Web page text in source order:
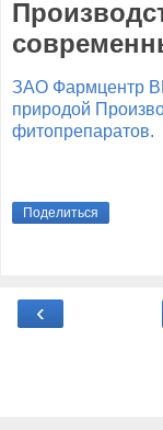
ЗАО Фармцентр
природой
фитопрепаратов.
Поделиться
‹